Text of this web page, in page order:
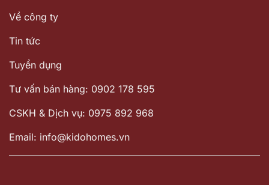
Về công ty
Tin tức
Tuyển dụng
Tư vấn bán hàng: 0902 178 595
CSKH & Dịch vụ: 0975 892 968
Email: info@kidohomes.vn